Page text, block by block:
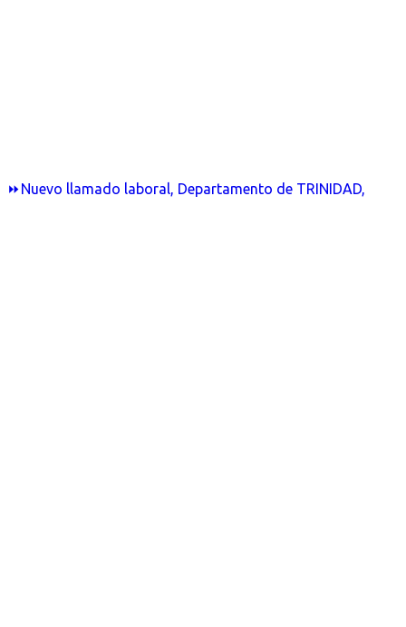
⏩Nuevo llamado laboral, Departamento de TRINIDAD,